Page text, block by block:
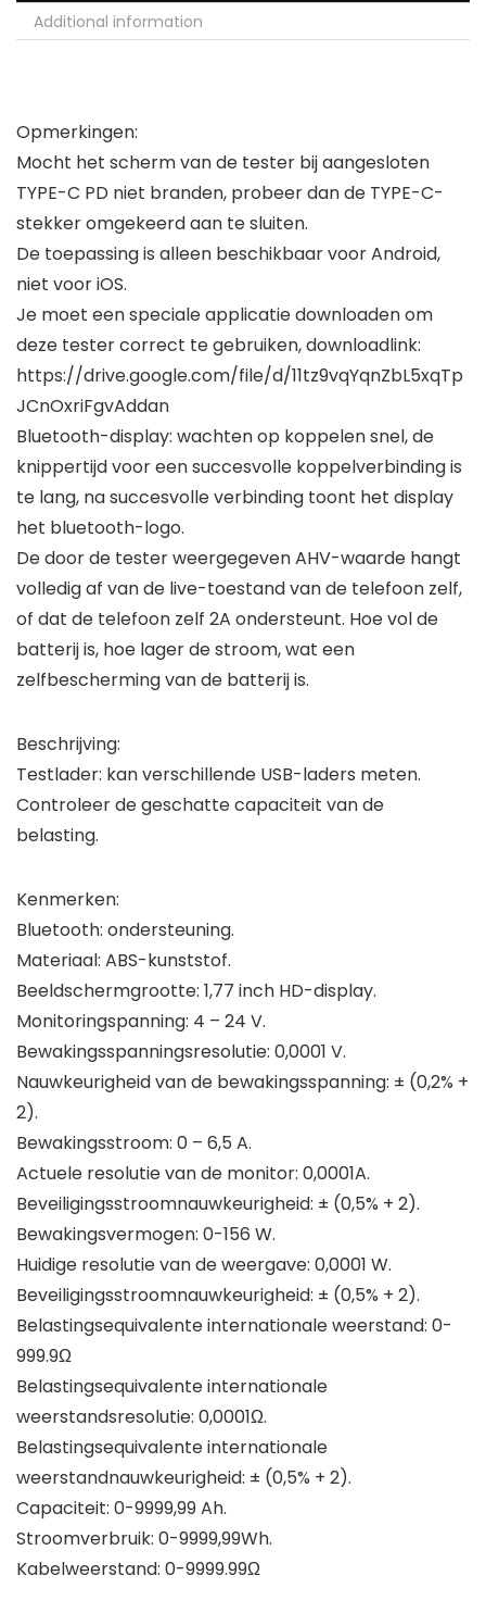
Additional information
Opmerkingen:
Mocht het scherm van de tester bij aangesloten
TYPE-C PD niet branden, probeer dan de TYPE-C-
stekker omgekeerd aan te sluiten.
De toepassing is alleen beschikbaar voor Android,
niet voor iOS.
Je moet een speciale applicatie downloaden om
deze tester correct te gebruiken, downloadlink:
https://drive.google.com/file/d/11tz9vqYqnZbL5xqTp
JCnOxriFgvAddan
Bluetooth-display: wachten op koppelen snel, de
knippertijd voor een succesvolle koppelverbinding is
te lang, na succesvolle verbinding toont het display
het bluetooth-logo.
De door de tester weergegeven AHV-waarde hangt
volledig af van de live-toestand van de telefoon zelf,
of dat de telefoon zelf 2A ondersteunt. Hoe vol de
batterij is, hoe lager de stroom, wat een
zelfbescherming van de batterij is.
Beschrijving:
Testlader: kan verschillende USB-laders meten.
Controleer de geschatte capaciteit van de
belasting.
Kenmerken:
Bluetooth: ondersteuning.
Materiaal: ABS-kunststof.
Beeldschermgrootte: 1,77 inch HD-display.
Monitoringspanning: 4 – 24 V.
Bewakingsspanningsresolutie: 0,0001 V.
Nauwkeurigheid van de bewakingsspanning: ± (0,2% +
2).
Bewakingsstroom: 0 – 6,5 A.
Actuele resolutie van de monitor: 0,0001A.
Beveiligingsstroomnauwkeurigheid: ± (0,5% + 2).
Bewakingsvermogen: 0-156 W.
Huidige resolutie van de weergave: 0,0001 W.
Beveiligingsstroomnauwkeurigheid: ± (0,5% + 2).
Belastingsequivalente internationale weerstand: 0-
999.9Ω
Belastingsequivalente internationale
weerstandsresolutie: 0,0001Ω.
Belastingsequivalente internationale
weerstandnauwkeurigheid: ± (0,5% + 2).
Capaciteit: 0-9999,99 Ah.
Stroomverbruik: 0-9999,99Wh.
Kabelweerstand: 0-9999.99Ω